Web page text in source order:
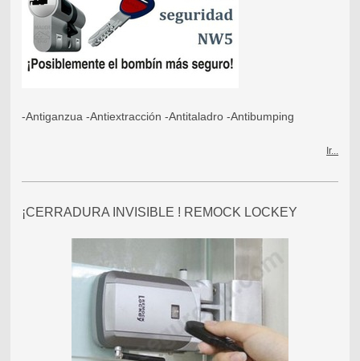
-Antiganzua -Antiextracción -Antitaladro -Antibumping
Ir...
¡CERRADURA INVISIBLE ! REMOCK LOCKEY